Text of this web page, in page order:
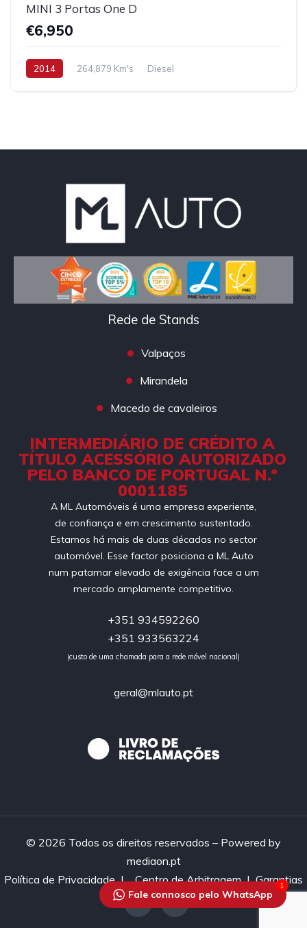
MINI 3 Portas One D
€6,950
2014 264,879 Km's Diesel
Rede de Stands
Valpaços
Mirandela
Macedo de cavaleiros
INTERMEDIÁRIO DE CRÉDITO A
TÍTULO ACESSÓRIO AUTORIZADO
PELO BANCO DE PORTUGAL N.º
0001185
A ML Automóveis é uma empresa experiente,
de confiança e em crescimento sustentado.
Estamos há mais de duas décadas no sector
automóvel. Esse factor posiciona a ML Auto
num patamar elevado de exigência face a um
mercado amplamente competitivo.
+351 934592260
+351 933563224
(custo de uma chamada para a rede móvel nacional)
geral@mlauto.pt
© 2026 Todos os direitos reservados – Powered by
mediaon.pt
Política de Privacidade|Centro de Arbitragem |Garantias
Fale connosco pelo WhatsApp
1